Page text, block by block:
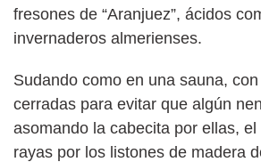
fresones de “Aranjuez”, ácidos
invernaderos almerienses.
Sudando como en una sauna,
cerradas para evitar que algún
asomando la cabecita por ellas,
rayas por los listones de madera